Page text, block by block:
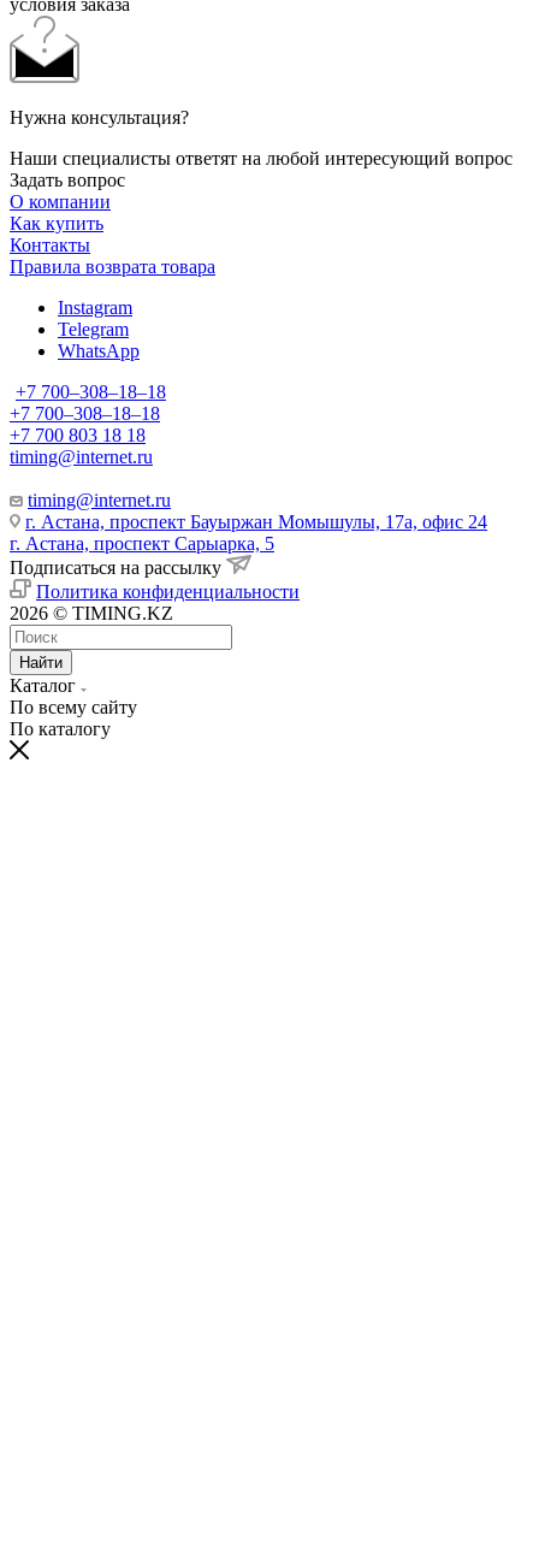
Нужна консультация?
Наши специалисты ответят на любой интересующий вопрос
Задать вопрос
О компании
Как купить
Контакты
Правила возврата товара
Instagram
Telegram
WhatsApp
+7 700‒308‒18‒18
+7 700‒308‒18‒18
+7 700 803 18 18
timing@internet.ru
timing@internet.ru
г. Астана, проспект Бауыржан Момышулы, 17а, офис 24
г. Астана, проспект Сарыарка, 5
Подписаться на рассылку
Политика конфиденциальности
2026 © TIMING.KZ
Найти
Каталог
По всему сайту
По каталогу